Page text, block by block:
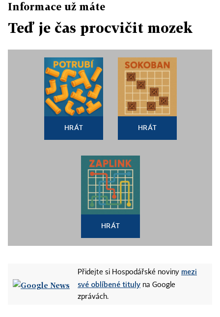
Informace už máte
Teď je čas procvičit mozek
HRÁT HRÁT
HRÁT
Přidejte si Hospodářské noviny mezi
své oblíbené tituly na Google
zprávách.